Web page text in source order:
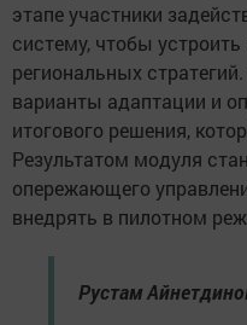
этапе участники
систему, чтобы
региональных
варианты адаптации и
итогового решения,
Результатом модуля
опережающего
внедрять в пилотном
Рустам